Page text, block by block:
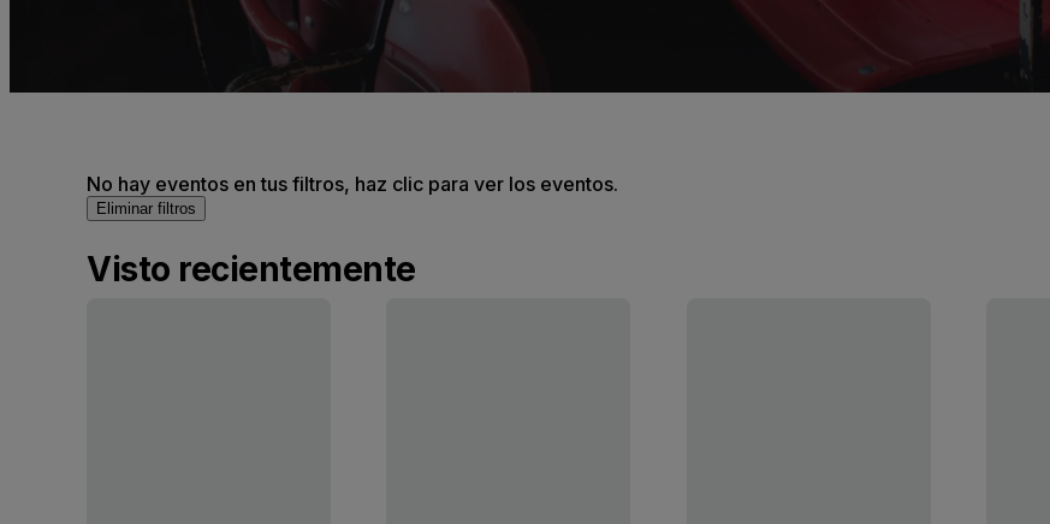
No hay eventos en tus filtros, haz clic para ver los eventos.
Eliminar filtros
Visto recientemente